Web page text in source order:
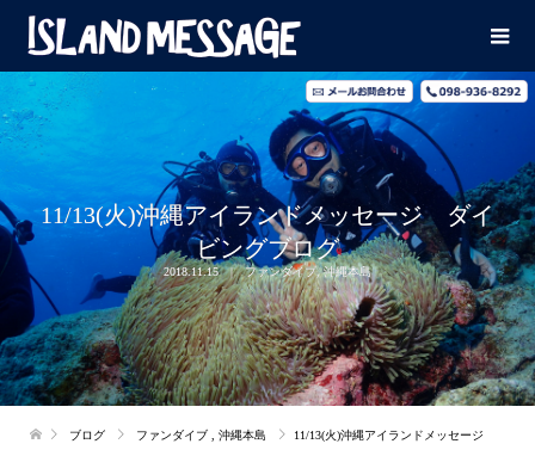
11/13(火)沖縄アイランドメッセージ ダイ
ビングブログ
2018.11.15 ファンダイブ,沖縄本島
ブログ ファンダイブ 沖縄本島
11/13(火)沖縄アイランドメッセージ